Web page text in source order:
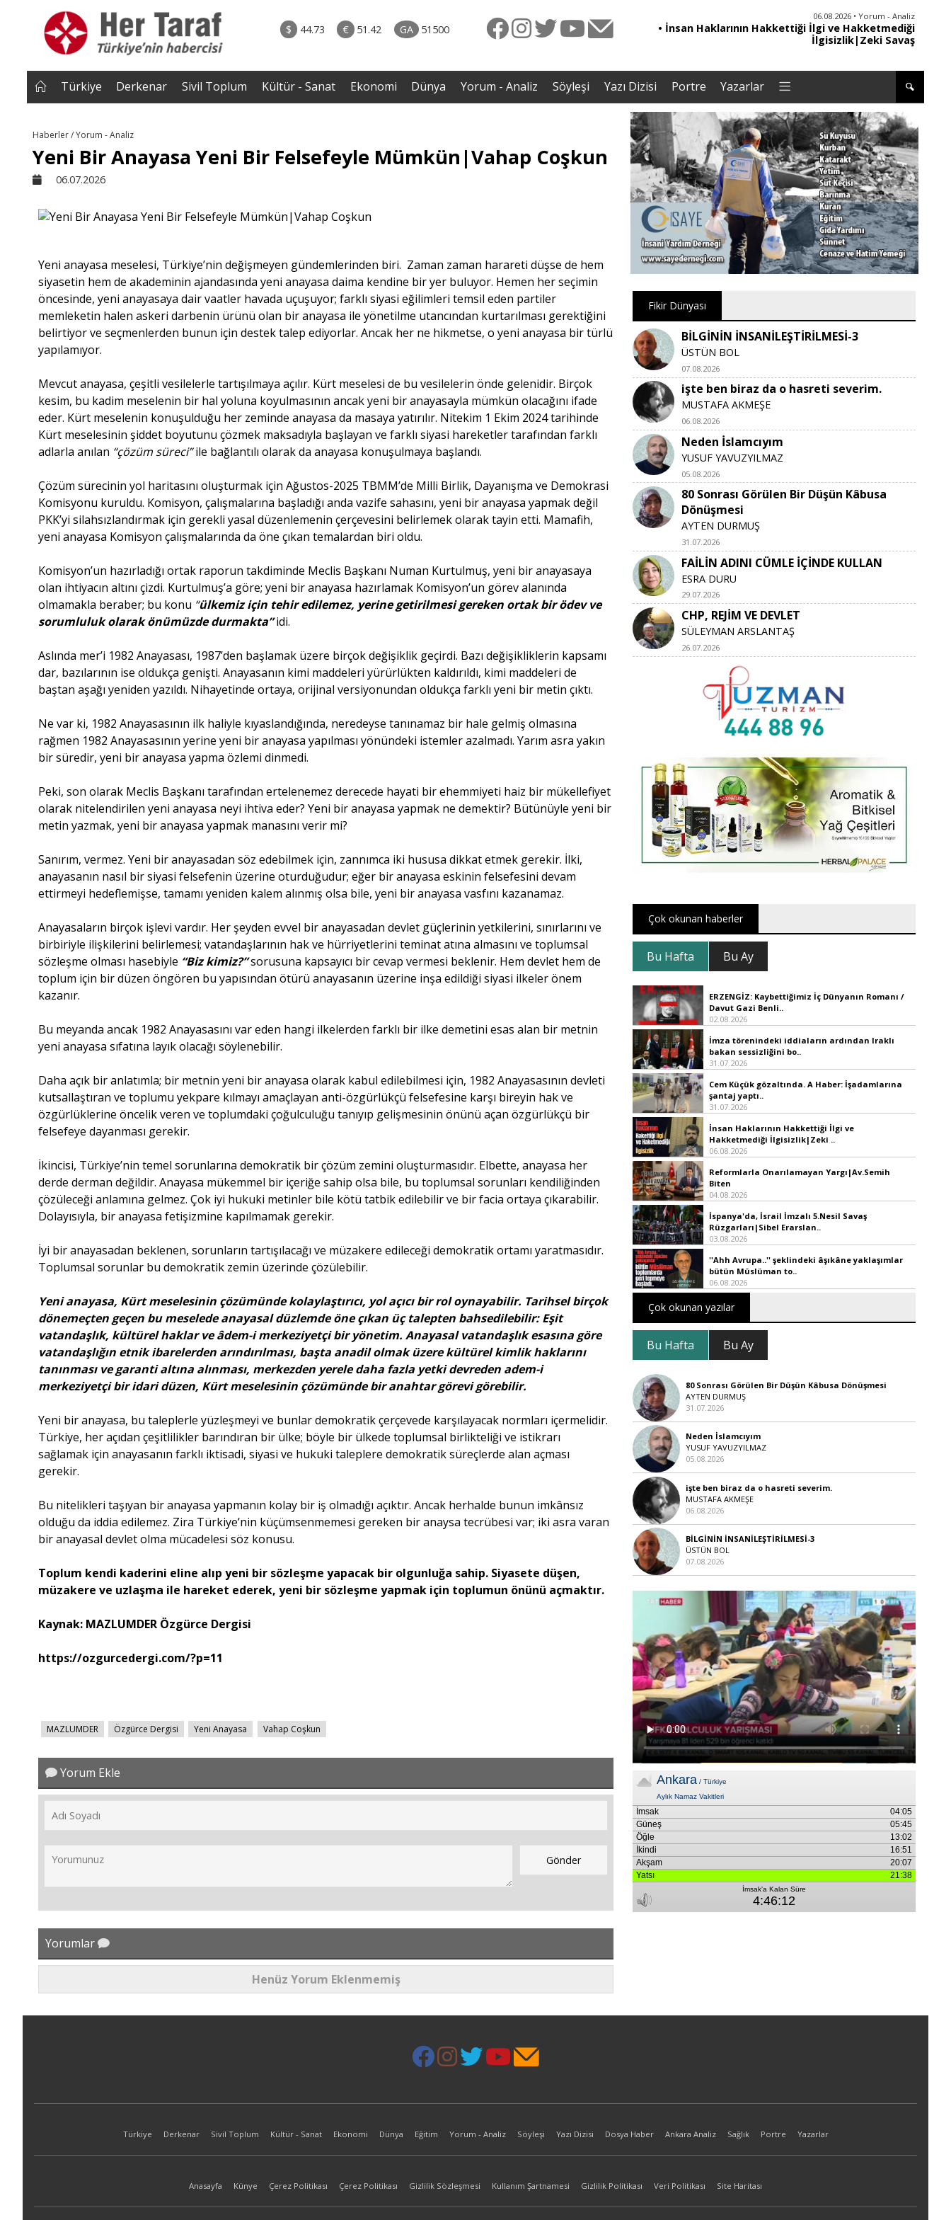
$ 44.73 € 51.42 GA 51500
• ''Ahh Avrupa..'' şeklindeki âşıkâne yaklaşımlar bütün
Müslüman toplumlarda geri tepmeye
başladı..|Selahaddin Eş Çakırgil
06.08.2026 • Yorum - Analiz
• İnsan Haklarının Hakkettiği İlgi ve Hakketmediği
İlgisizlik|Zeki Savaş
06.08.2026 • Dünya
• Sırbistan’dan Theodor Herzl’in babaannesi ile
dedesine devlet töreni
Türkiye Derkenar Sivil Toplum Kültür - Sanat Ekonomi Dünya Yorum - Analiz Söyleşi Yazı Dizisi Portre Yazarlar
Haberler / Yorum - Analiz
Yeni Bir Anayasa Yeni Bir Felsefeyle Mümkün|Vahap Coşkun
06.07.2026
Yeni anayasa meselesi, Türkiye’nin değişmeyen gündemlerinden biri. Zaman zaman harareti düşse de hem
siyasetin hem de akademinin ajandasında yeni anayasa daima kendine bir yer buluyor. Hemen her seçimin
öncesinde, yeni anayasaya dair vaatler havada uçuşuyor; farklı siyasi eğilimleri temsil eden partiler
memleketin halen askeri darbenin ürünü olan bir anayasa ile yönetilme utancından kurtarılması gerektiğini
belirtiyor ve seçmenlerden bunun için destek talep ediyorlar. Ancak her ne hikmetse, o yeni anayasa bir türlü
yapılamıyor.
Mevcut anayasa, çeşitli vesilelerle tartışılmaya açılır. Kürt meselesi de bu vesilelerin önde gelenidir. Birçok
kesim, bu kadim meselenin bir hal yoluna koyulmasının ancak yeni bir anayasayla mümkün olacağını ifade
eder. Kürt meselenin konuşulduğu her zeminde anayasa da masaya yatırılır. Nitekim 1 Ekim 2024 tarihinde
Kürt meselesinin şiddet boyutunu çözmek maksadıyla başlayan ve farklı siyasi hareketler tarafından farklı
adlarla anılan “çözüm süreci”ile bağlantılı olarak da anayasa konuşulmaya başlandı.
Çözüm sürecinin yol haritasını oluşturmak için Ağustos-2025 TBMM’de Milli Birlik, Dayanışma ve Demokrasi
Komisyonu kuruldu. Komisyon, çalışmalarına başladığı anda vazife sahasını, yeni bir anayasa yapmak değil
PKK’yi silahsızlandırmak için gerekli yasal düzenlemenin çerçevesini belirlemek olarak tayin etti. Mamafih,
yeni anayasa Komisyon çalışmalarında da öne çıkan temalardan biri oldu.
Komisyon’un hazırladığı ortak raporun takdiminde Meclis Başkanı Numan Kurtulmuş, yeni bir anayasaya
olan ihtiyacın altını çizdi. Kurtulmuş’a göre; yeni bir anayasa hazırlamak Komisyon’un görev alanında
olmamakla beraber; bu konu “ülkemiz için tehir edilemez, yerine getirilmesi gereken ortak bir ödev ve
sorumluluk olarak önümüzde durmakta”idi.
Aslında mer’i 1982 Anayasası, 1987’den başlamak üzere birçok değişiklik geçirdi. Bazı değişikliklerin kapsamı
dar, bazılarının ise oldukça genişti. Anayasanın kimi maddeleri yürürlükten kaldırıldı, kimi maddeleri de
baştan aşağı yeniden yazıldı. Nihayetinde ortaya, orijinal versiyonundan oldukça farklı yeni bir metin çıktı.
Ne var ki, 1982 Anayasasının ilk haliyle kıyaslandığında, neredeyse tanınamaz bir hale gelmiş olmasına
rağmen 1982 Anayasasının yerine yeni bir anayasa yapılması yönündeki istemler azalmadı. Yarım asra yakın
bir süredir, yeni bir anayasa yapma özlemi dinmedi.
Peki, son olarak Meclis Başkanı tarafından ertelenemez derecede hayati bir ehemmiyeti haiz bir mükellefiyet
olarak nitelendirilen yeni anayasa neyi ihtiva eder? Yeni bir anayasa yapmak ne demektir? Bütünüyle yeni bir
metin yazmak, yeni bir anayasa yapmak manasını verir mi?
Sanırım, vermez. Yeni bir anayasadan söz edebilmek için, zannımca iki hususa dikkat etmek gerekir. İlki,
anayasanın nasıl bir siyasi felsefenin üzerine oturduğudur; eğer bir anayasa eskinin felsefesini devam
ettirmeyi hedeflemişse, tamamı yeniden kalem alınmış olsa bile, yeni bir anayasa vasfını kazanamaz.
Anayasaların birçok işlevi vardır. Her şeyden evvel bir anayasadan devlet güçlerinin yetkilerini, sınırlarını ve
birbiriyle ilişkilerini belirlemesi; vatandaşlarının hak ve hürriyetlerini teminat atına almasını ve toplumsal
sözleşme olması hasebiyle “Biz kimiz?”sorusuna kapsayıcı bir cevap vermesi beklenir. Hem devlet hem de
toplum için bir düzen öngören bu yapısından ötürü anayasanın üzerine inşa edildiği siyasi ilkeler önem
kazanır.
Bu meyanda ancak 1982 Anayasasını var eden hangi ilkelerden farklı bir ilke demetini esas alan bir metnin
yeni anayasa sıfatına layık olacağı söylenebilir.
Daha açık bir anlatımla; bir metnin yeni bir anayasa olarak kabul edilebilmesi için, 1982 Anayasasının devleti
kutsallaştıran ve toplumu yekpare kılmayı amaçlayan anti-özgürlükçü felsefesine karşı bireyin hak ve
özgürlüklerine öncelik veren ve toplumdaki çoğulculuğu tanıyıp gelişmesinin önünü açan özgürlükçü bir
felsefeye dayanması gerekir.
İkincisi, Türkiye’nin temel sorunlarına demokratik bir çözüm zemini oluşturmasıdır. Elbette, anayasa her
derde derman değildir. Anayasa mükemmel bir içeriğe sahip olsa bile, bu toplumsal sorunları kendiliğinden
çözüleceği anlamına gelmez. Çok iyi hukuki metinler bile kötü tatbik edilebilir ve bir facia ortaya çıkarabilir.
Dolayısıyla, bir anayasa fetişizmine kapılmamak gerekir.
İyi bir anayasadan beklenen, sorunların tartışılacağı ve müzakere edileceği demokratik ortamı yaratmasıdır.
Toplumsal sorunlar bu demokratik zemin üzerinde çözülebilir.
Yeni anayasa, Kürt meselesinin çözümünde kolaylaştırıcı, yol açıcı bir rol oynayabilir. Tarihsel birçok
dönemeçten geçen bu meselede anayasal düzlemde öne çıkan üç talepten bahsedilebilir: Eşit
vatandaşlık, kültürel haklar ve âdem-i merkeziyetçi bir yönetim. Anayasal vatandaşlık esasına göre
vatandaşlığın etnik ibarelerden arındırılması, başta anadil olmak üzere kültürel kimlik haklarını
tanınması ve garanti altına alınması, merkezden yerele daha fazla yetki devreden adem-i
merkeziyetçi bir idari düzen, Kürt meselesinin çözümünde bir anahtar görevi görebilir.
Yeni bir anayasa, bu taleplerle yüzleşmeyi ve bunlar demokratik çerçevede karşılayacak normları içermelidir.
Türkiye, her açıdan çeşitlilikler barındıran bir ülke; böyle bir ülkede toplumsal birlikteliği ve istikrarı
sağlamak için anayasanın farklı iktisadi, siyasi ve hukuki taleplere demokratik süreçlerde alan açması
gerekir.
Bu nitelikleri taşıyan bir anayasa yapmanın kolay bir iş olmadığı açıktır. Ancak herhalde bunun imkânsız
olduğu da iddia edilemez. Zira Türkiye’nin küçümsenmemesi gereken bir anaysa tecrübesi var; iki asra varan
bir anayasal devlet olma mücadelesi söz konusu.
Toplum kendi kaderini eline alıp yeni bir sözleşme yapacak bir olgunluğa sahip. Siyasete düşen,
müzakere ve uzlaşma ile hareket ederek, yeni bir sözleşme yapmak için toplumun önünü açmaktır.
Kaynak: MAZLUMDER Özgürce Dergisi
https://ozgurcedergi.com/?p=11
MAZLUMDER Özgürce Dergisi Yeni Anayasa Vahap Coşkun
Yorum Ekle
Yorumlar
Henüz Yorum Eklenmemiş
Fikir Dünyası
BİLGİNİN İNSANİLEŞTİRİLMESİ-3
ÜSTÜN BOL
07.08.2026
işte ben biraz da o hasreti severim.
MUSTAFA AKMEŞE
06.08.2026
Neden İslamcıyım
YUSUF YAVUZYILMAZ
05.08.2026
80 Sonrası Görülen Bir Düşün Kâbusa
Dönüşmesi
AYTEN DURMUŞ
31.07.2026
FAİLİN ADINI CÜMLE İÇİNDE KULLAN
ESRA DURU
29.07.2026
CHP, REJİM VE DEVLET
SÜLEYMAN ARSLANTAŞ
26.07.2026
Çok okunan haberler
Bu Hafta Bu Ay
ERZENGİZ: Kaybettiğimiz İç Dünyanın Romanı /
Davut Gazi Benli..
02.08.2026
İmza törenindeki iddiaların ardından Iraklı
bakan sessizliğini bo..
31.07.2026
Cem Küçük gözaltında. A Haber: İşadamlarına
şantaj yaptı..
31.07.2026
İnsan Haklarının Hakkettiği İlgi ve
Hakketmediği İlgisizlik|Zeki ..
06.08.2026
Reformlarla Onarılamayan Yargı|Av.Semih
Biten
04.08.2026
İspanya'da, İsrail İmzalı 5.Nesil Savaş
Rüzgarları|Sibel Erarslan..
03.08.2026
''Ahh Avrupa..'' şeklindeki âşıkâne yaklaşımlar
bütün Müslüman to..
06.08.2026
Çok okunan yazılar
Bu Hafta Bu Ay
80 Sonrası Görülen Bir Düşün Kâbusa Dönüşmesi
AYTEN DURMUŞ
31.07.2026
Neden İslamcıyım
YUSUF YAVUZYILMAZ
05.08.2026
işte ben biraz da o hasreti severim.
MUSTAFA AKMEŞE
06.08.2026
BİLGİNİN İNSANİLEŞTİRİLMESİ-3
ÜSTÜN BOL
07.08.2026
Türkiye Derkenar Sivil Toplum Kültür - Sanat Ekonomi Dünya Eğitim Yorum - Analiz Söyleşi Yazı Dizisi Dosya Haber Ankara Analiz Sağlık Portre Yazarlar
Anasayfa Künye Çerez Politikası Çerez Politikası Gizlilik Sözleşmesi Kullanım Şartnamesi Gizlilik Politikası Veri Politikası Site Haritası